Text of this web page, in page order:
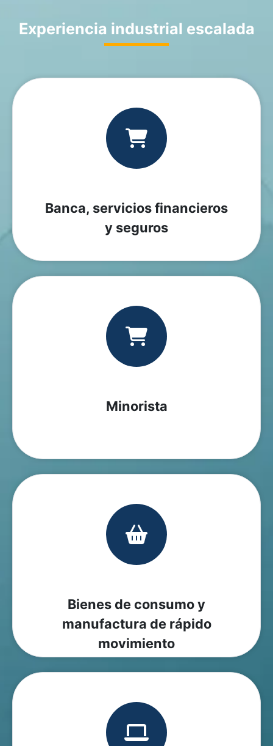
Experiencia industrial escalada
Banca, servicios financieros
y seguros
Minorista
Bienes de consumo y
manufactura de rápido
movimiento